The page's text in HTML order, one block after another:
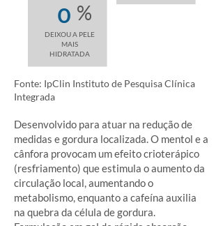
%
DEIXOU A PELE
MAIS
HIDRATADA
0
Fonte: IpClin Instituto de Pesquisa Clínica
Integrada
Desenvolvido para atuar na redução de
medidas e gordura localizada. O mentol e a
cânfora provocam um efeito crioterápico
(resfriamento) que estimula o aumento da
circulação local, aumentando o
metabolismo, enquanto a cafeína auxilia
na quebra da célula de gordura.